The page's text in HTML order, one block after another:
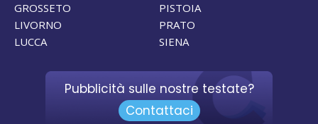
GROSSETO
LIVORNO
LUCCA
PISTOIA
PRATO
SIENA
Pubblicità sulle nostre testate?
Contattaci